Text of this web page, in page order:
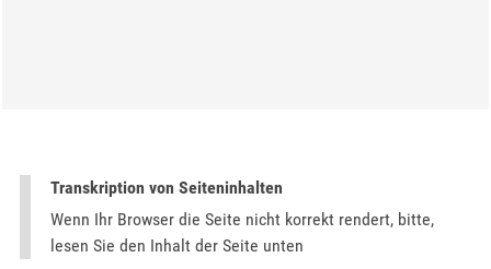
Transkription von Seiteninhalten
Wenn Ihr Browser die Seite nicht korrekt rendert, bitte,
lesen Sie den Inhalt der Seite unten